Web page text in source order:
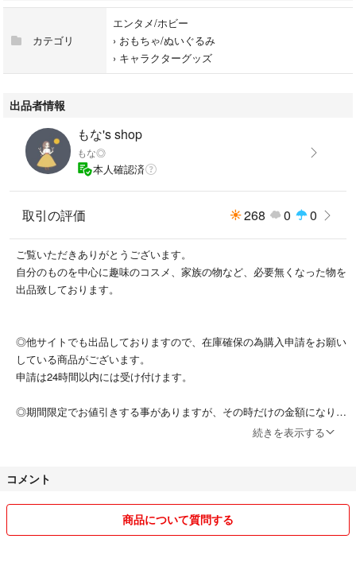
カテゴリ
エンタメ/ホビー
› おもちゃ/ぬいぐるみ
› キャラクターグッズ
出品者情報
もな's shop
もな◎
本人確認済
取引の評価 268 0 0
ご覧いただきありがとうございます。
自分のものを中心に趣味のコスメ、家族の物など、必要無くなった物を
出品致しております。
◎他サイトでも出品しておりますので、在庫確保の為購入申請をお願い
している商品がございます。
申請は24時間以内には受け付けます。
◎期間限定でお値引きする事がありますが、その時だけの金額になりま
◎発送後は返品・交換は承っておりません。
続きを表示する
コメント
商品について質問する